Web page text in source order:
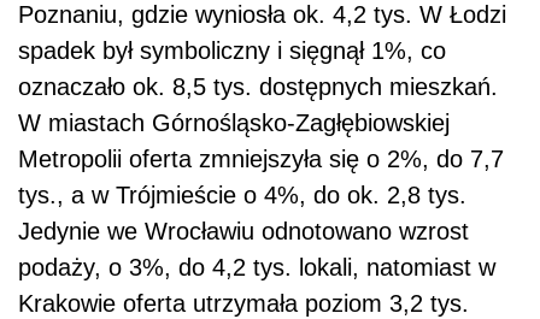
Poznaniu, gdzie wyniosła ok. 4,2 tys. W Łodzi
spadek był symboliczny i sięgnął 1%, co
oznaczało ok. 8,5 tys. dostępnych mieszkań.
W miastach Górnośląsko-Zagłębiowskiej
Metropolii oferta zmniejszyła się o 2%, do 7,7
tys., a w Trójmieście o 4%, do ok. 2,8 tys.
Jedynie we Wrocławiu odnotowano wzrost
podaży, o 3%, do 4,2 tys. lokali, natomiast w
Krakowie oferta utrzymała poziom 3,2 tys.